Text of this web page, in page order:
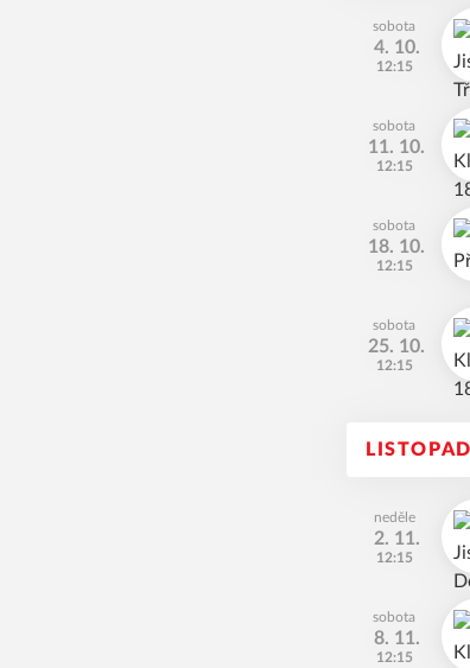
sobota
4. 10.
12:15
sobota
11. 10.
12:15
sobota
18. 10.
12:15
sobota
25. 10.
12:15
neděle
2. 11.
12:15
sobota
8. 11.
12:15